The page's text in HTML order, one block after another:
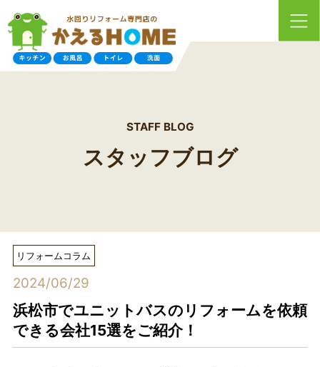
STAFF BLOG
スタッフブログ
リフォームコラム
2024/06/29
浜松市でユニットバスのリフォームを依頼
できる会社15選をご紹介！